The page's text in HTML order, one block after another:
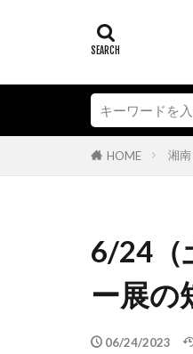
HOME 湘
6/24（
ー展の
06/24/2023